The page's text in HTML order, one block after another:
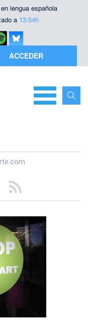
lengua española
a 13:54h
ACCEDER